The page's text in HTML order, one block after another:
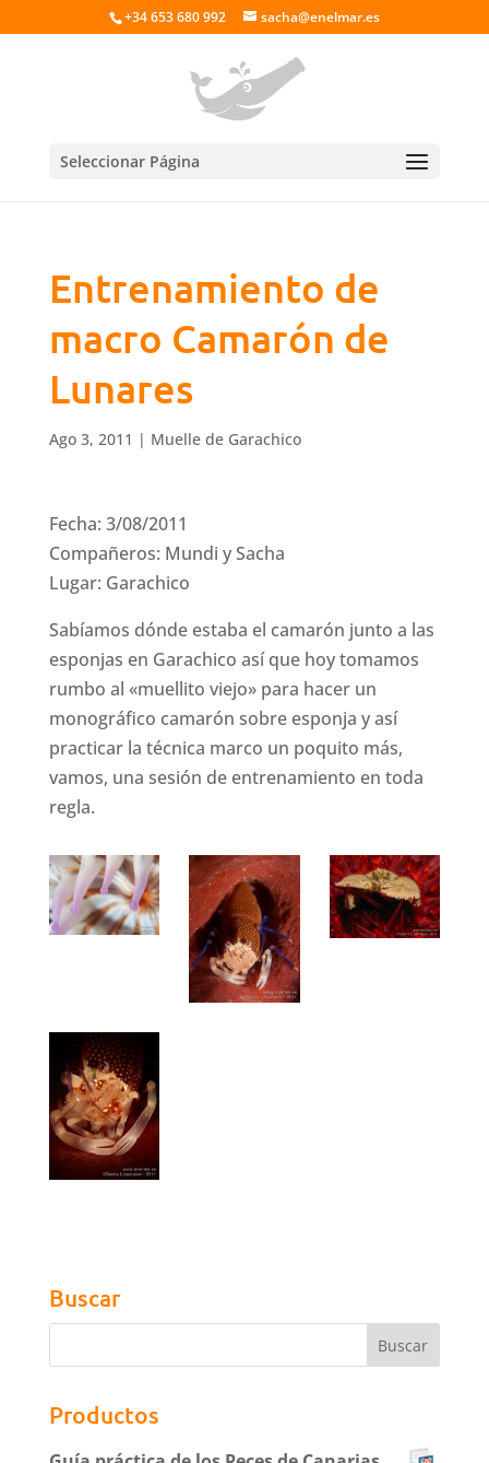
+34 653 680 992 sacha@enelmar.es
Seleccionar Página
Entrenamiento de
macro Camarón de
Lunares
Ago 3, 2011 | Muelle de Garachico
Fecha: 3/08/2011
Compañeros: Mundi y Sacha
Lugar: Garachico
Sabíamos dónde estaba el camarón junto a las
esponjas en Garachico así que hoy tomamos
rumbo al «muellito viejo» para hacer un
monográfico camarón sobre esponja y así
practicar la técnica marco un poquito más,
vamos, una sesión de entrenamiento en toda
regla.
Buscar
Productos